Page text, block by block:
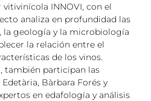
INNOVI, con el
analiza en profundidad las
la geología y la microbiología
la relación entre el
de los vinos.
también participan las
Bàrbara Forés y
en edafología y análisis